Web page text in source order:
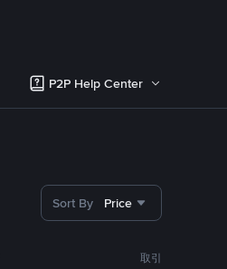
P2P Help Center
Sort By Price
取引